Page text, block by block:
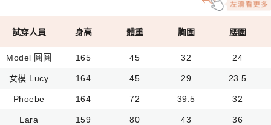
試穿人員 身高 體重 胸圍 腰圍
Model 圓圓 165 45 32 24
女模 Lucy 164 45 29 23.5
Phoebe 164 72 39.5 32
Lara 159 80 43 36